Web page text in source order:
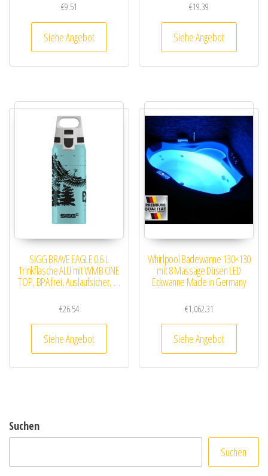
€9.51
Siehe Angebot
€19.39
Siehe Angebot
SIGG BRAVE EAGLE 0.6 L
Trinkflasche ALU mit WMB ONE
TOP, BPA frei, Auslaufsicher, …
€26.54
Siehe Angebot
Whirlpool Badewanne 130×130
mit 8 Massage Düsen LED
Eckwanne Made in Germany
€1,062.31
Siehe Angebot
Suchen
Suchen